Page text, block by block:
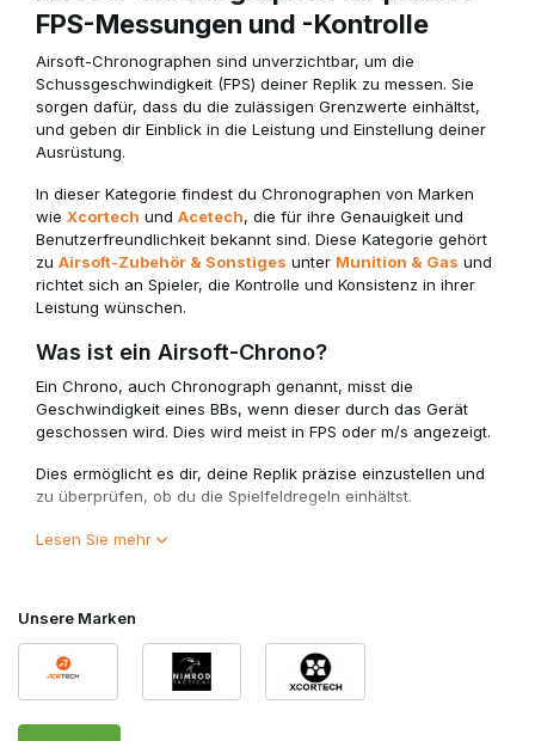
FPS-Messungen und -Kontrolle
Airsoft-Chronographen sind unverzichtbar, um die
Schussgeschwindigkeit (FPS) deiner Replik zu messen. Sie
sorgen dafür, dass du die zulässigen Grenzwerte einhältst,
und geben dir Einblick in die Leistung und Einstellung deiner
Ausrüstung.
In dieser Kategorie findest du Chronographen von Marken
wie Xcortech und Acetech, die für ihre Genauigkeit und
Benutzerfreundlichkeit bekannt sind. Diese Kategorie gehört
zu Airsoft-Zubehör & Sonstiges unter Munition & Gas und
richtet sich an Spieler, die Kontrolle und Konsistenz in ihrer
Leistung wünschen.
Was ist ein Airsoft-Chrono?
Ein Chrono, auch Chronograph genannt, misst die
Geschwindigkeit eines BBs, wenn dieser durch das Gerät
geschossen wird. Dies wird meist in FPS oder m/s angezeigt.
Dies ermöglicht es dir, deine Replik präzise einzustellen und
zu überprüfen, ob du die Spielfeldregeln einhältst.
Warum benutzt du einen Chrono?
• Zum Einstellen deiner Replik
• Zur Konsistenzkontrolle bei Upgrades oder Wartung
Ein Chrono ist unverzichtbar für Spieler, die ihr Setup ernst
Lesen Sie mehr
Unsere Marken